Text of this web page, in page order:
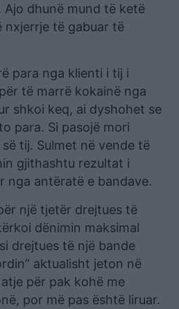
Ajo dhunë mund të ketë
nxjerrje të gabuar të
para nga klienti i tij i
të marrë kokainë nga
shkoi keq, ai dyshohet se
para. Si pasojë mori
tij. Sulmet në vende të
gjithashtu rezultat i
nga antëratë e bandave.
një tjetër drejtues të
dënimin maksimal
drejtues të një bande
aktualisht jeton në
për pak kohë me
por më pas është liruar.